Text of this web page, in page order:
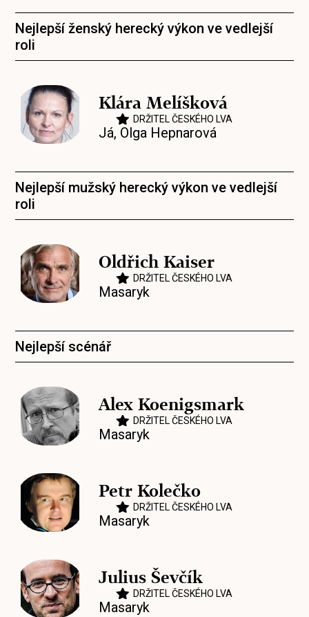
Nejlepší ženský herecký výkon ve vedlejší
roli
Klára Melíšková
DRŽITEL ČESKÉHO LVA
Já, Olga Hepnarová
Nejlepší mužský herecký výkon ve vedlejší
roli
Oldřich Kaiser
DRŽITEL ČESKÉHO LVA
Masaryk
Nejlepší scénář
Alex Koenigsmark
DRŽITEL ČESKÉHO LVA
Masaryk
Petr Kolečko
DRŽITEL ČESKÉHO LVA
Masaryk
Julius Ševčík
DRŽITEL ČESKÉHO LVA
Masaryk